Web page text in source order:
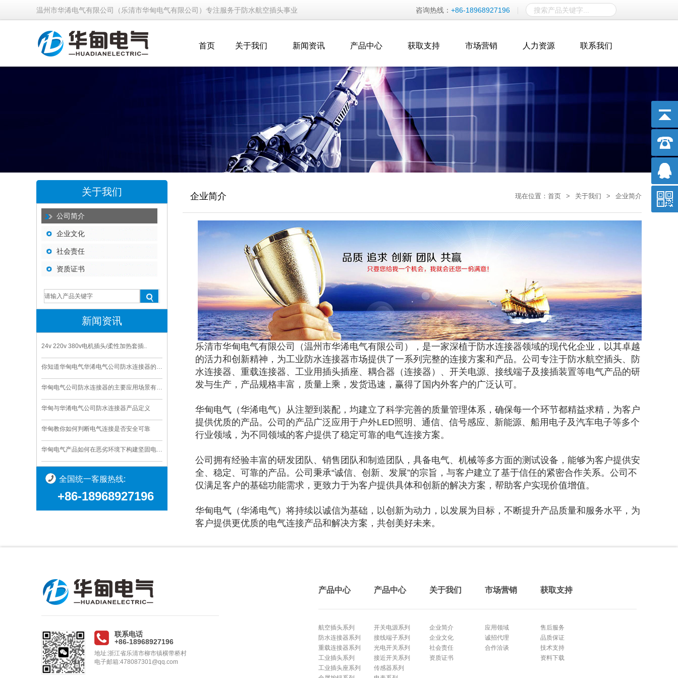
温州市华浠电气有限公司（乐清市华甸电气有限公司）专注服务于防水航空插头事业 咨询热线： +86-18968927196
首页 关于我们 新闻资讯 产品中心 获取支持 市场营销 人力资源 联系我们
关于我们
公司简介
企业文化
社会责任
资质证书
新闻资讯
24v 220v 380v电机插头/柔性加热套插..
你知道华甸电气华浠电气公司防水连接器的寿命是多久
华甸电气公司防水连接器的主要应用场景有哪些
华甸与华淆电气公司防水连接器产品定义
华甸教你如何判断电气连接是否安全可靠
华甸电气产品如何在恶劣环境下构建坚固电气连接
全国统一客服热线:
+86-18968927196
企业简介 现在位置： 首页 > 关于我们 > 企业简介
乐清市华甸电气有限公司（温州市华浠电气有限公司），是一家深植于防水连接器领域的现代化企业，以其卓越
的活力和创新精神，为工业防水连接器市场提供了一系列完整的连接方案和产品。公司专注于防水航空插头、防
水连接器、重载连接器、工业用插头插座、耦合器（连接器）、开关电源、接线端子及接插装置等电气产品的研
发与生产，产品规格丰富，质量上乘，发货迅速，赢得了国内外客户的广泛认可。
华甸电气（华浠电气）从注塑到装配，均建立了科学完善的质量管理体系，确保每一个环节都精益求精，为客户
提供优质的产品。公司的产品广泛应用于户外LED照明、通信、信号感应、新能源、船用电子及汽车电子等多个
行业领域，为不同领域的客户提供了稳定可靠的电气连接方案。
公司拥有经验丰富的研发团队、销售团队和制造团队，具备电气、机械等多方面的测试设备，能够为客户提供安
全、稳定、可靠的产品。公司秉承“诚信、创新、发展”的宗旨，与客户建立了基于信任的紧密合作关系。公司不
仅满足客户的基础功能需求，更致力于为客户提供具体和创新的解决方案，帮助客户实现价值增值。
华甸电气（华浠电气）将持续以诚信为基础，以创新为动力，以发展为目标，不断提升产品质量和服务水平，为
客户提供更优质的电气连接产品和解决方案，共创美好未来。
联系电话
+86-18968927196
地址:浙江省乐清市柳市镇横带桥村
电子邮箱:478087301@qq.com
产品中心 产品中心 关于我们 市场营销 获取支持
航空插头系列
防水连接器系列
重载连接器系列
工业插头系列
工业插头座系列
开关电源系列
接线端子系列
光电开关系列
接近开关系列
传感器系列
企业简介
企业文化
社会责任
资质证书
应用领域
诚招代理
合作洽谈
售后服务
品质保证
技术支持
资料下载